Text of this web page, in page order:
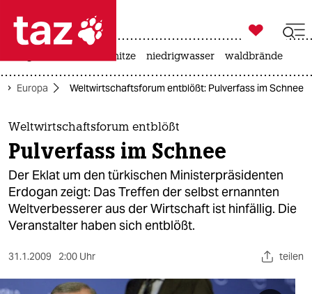
 taz zahl ich
taz zahl ich
themen
politik
öko
gesellschaft
kultur
sport

taz zahl ich
hitze niedrigwasser waldbrände
Europa Weltwirtschaftsforum entblößt: Pulverfass im Schnee
Weltwirtschaftsforum entblößt
Pulverfass im Schnee
Der Eklat um den türkischen Ministerpräsidenten
Erdogan zeigt: Das Treffen der selbst ernannten
Weltverbesserer aus der Wirtschaft ist hinfällig. Die
Veranstalter haben sich entblößt.
31.1.2009 2:00 Uhr teilen